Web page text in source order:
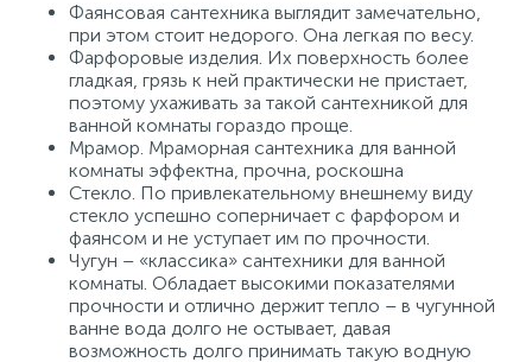
Фаянсовая сантехника выглядит замечательно,
при этом стоит недорого. Она легкая по весу.
Фарфоровые изделия. Их поверхность более
гладкая, грязь к ней практически не пристает,
поэтому ухаживать за такой сантехникой для
ванной комнаты гораздо проще.
Мрамор. Мраморная сантехника для ванной
комнаты эффектна, прочна, роскошна
Стекло. По привлекательному внешнему виду
стекло успешно соперничает с фарфором и
фаянсом и не уступает им по прочности.
Чугун – «классика» сантехники для ванной
комнаты. Обладает высокими показателями
прочности и отлично держит тепло – в чугунной
ванне вода долго не остывает, давая
возможность долго принимать такую водную
Системы контроля протечки воды